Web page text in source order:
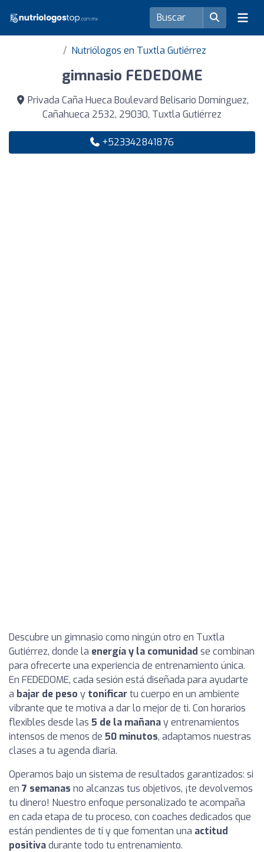
Nutriólogos en Tuxtla Gutiérrez
gimnasio FEDEDOME
Privada Caña Hueca Boulevard Belisario Domínguez,
Cañahueca 2532, 29030, Tuxtla Gutiérrez
+523342841876
Descubre un gimnasio como ningún otro en Tuxtla
Gutiérrez, donde la energía y la comunidad se combinan
para ofrecerte una experiencia de entrenamiento única.
En FEDEDOME, cada sesión está diseñada para ayudarte
a bajar de peso y tonificartu cuerpo en un ambiente
vibrante que te motiva a dar lo mejor de ti. Con horarios
flexibles desde las 5 de la mañanay entrenamientos
intensos de menos de 50 minutos, adaptamos nuestras
clases a tu agenda diaria.
Operamos bajo un sistema de resultados garantizados: si
en 7 semanas no alcanzas tus objetivos, ¡te devolvemos
tu dinero! Nuestro enfoque personalizado te acompaña
en cada etapa de tu proceso, con coaches dedicados que
están pendientes de ti y que fomentan una actitud
positivadurante todo tu entrenamiento.